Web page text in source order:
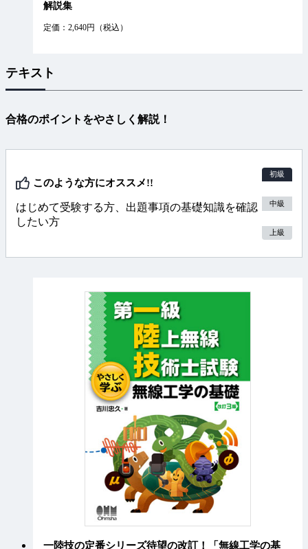
解説集
定価：2,640円（税込）
テキスト
合格のポイントをやさしく解説！
このような方にオススメ!!
はじめて受験する方、出題事項の基礎知識を確認
したい方
初級
中級
上級
一陸技の定番シリーズ待望の改訂！「無線工学の基